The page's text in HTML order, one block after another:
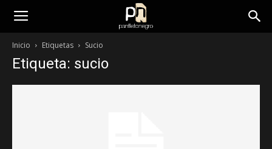
panfletonegro
Inicio Etiquetas Sucio
Etiqueta: sucio